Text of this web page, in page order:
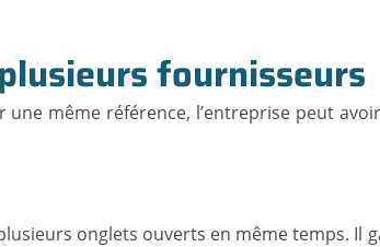
fournisseurs
même référence, l’entreprise peut
onglets ouverts en même temps. Il